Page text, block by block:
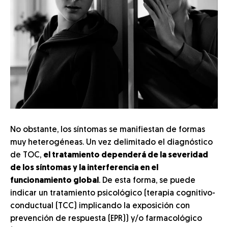
No obstante, los síntomas se manifiestan de formas
muy heterogéneas. Un vez delimitado el diagnóstico
de TOC, el tratamiento dependerá de la severidad
de los síntomas y la interferencia en el
funcionamiento global . De esta forma, se puede
indicar un tratamiento psicológico (terapia cognitivo-
conductual (TCC) implicando la exposición con
prevención de respuesta (EPR)) y/o farmacológico